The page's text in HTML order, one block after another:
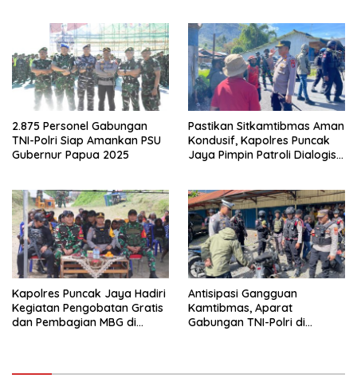
2.875 Personel Gabungan
TNI-Polri Siap Amankan PSU
Gubernur Papua 2025
Pastikan Sitkamtibmas Aman
Kondusif, Kapolres Puncak
Jaya Pimpin Patroli Dialogis
Kapolres Puncak Jaya Hadiri
Kegiatan Pengobatan Gratis
dan Pembagian MBG di
Antisipasi Gangguan
Kamtibmas, Aparat
Gabungan TNI-Polri di